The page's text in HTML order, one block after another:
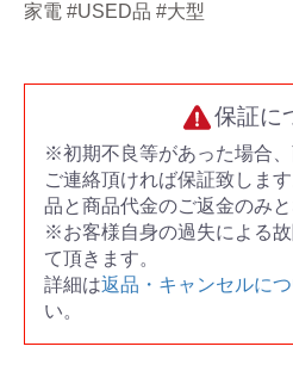
家電 #USED品 #大型
保証に
※初期不良等があった場合
ご連絡頂ければ保証致しま
品と商品代金のご返金のみと
※お客様自身の過失による
て頂きます。
詳細は返品・キャンセルに
い。